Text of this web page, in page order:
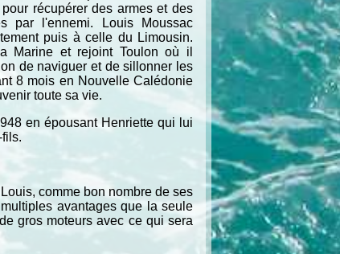
récupérer des armes et des
par l'ennemi. Louis Moussac
puis à celle du Limousin.
Marine et rejoint Toulon où il
de naviguer et de sillonner les
8 mois en Nouvelle Calédonie
toute sa vie.
en épousant Henriette qui lui
comme bon nombre de ses
avantages que la seule
gros moteurs avec ce qui sera